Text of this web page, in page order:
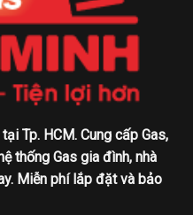
Tp. HCM. Cung cấp Gas,
thống Gas gia đình, nhà
Miễn phí lắp đặt và bảo